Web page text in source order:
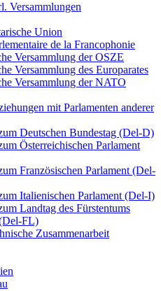
Versammlungen
Union
de la Francophonie
Versammlung der OSZE
Versammlung des Europarates
Versammlung der NATO
mit Parlamenten anderer
Deutschen Bundestag (Del-D)
Österreichischen Parlament
Französischen Parlament (Del-
Italienischen Parlament (Del-I)
Landtag des Fürstentums
FL)
Zusammenarbeit